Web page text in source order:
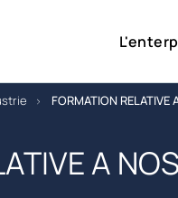
FORMATION RELATIVE
A